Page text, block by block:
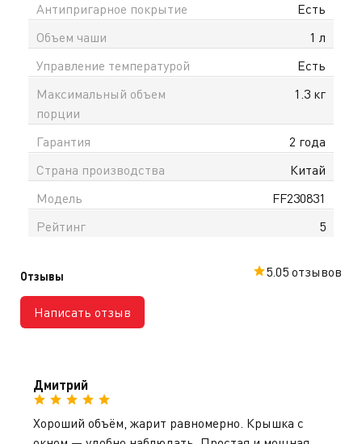
Антипригарное покрытие
Есть
Объем чаши
1 л
Управление температурой
Есть
Максимальный объем
порции
1.3 кг
Гарантия
2 года
Страна производства
Китай
Модель
FF230831
Рейтинг
5
Отзывы
Написать отзыв
5.05 отзывов
Дмитрий
Хороший объём, жарит равномерно. Крышка с